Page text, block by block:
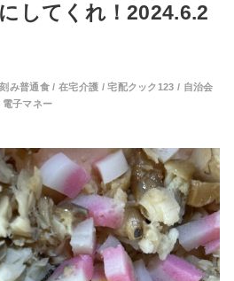
してくれ！2024.6.2
刻み普通食/ 在宅介護 /宅配クック123 / 自治会
電子マネー